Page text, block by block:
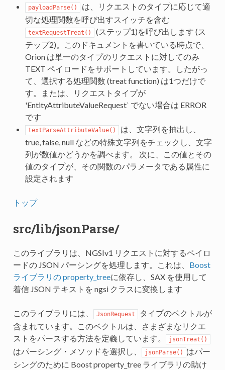
payloadParse()
は、リクエストのタイプに応じて適
切な処理関数を呼び出すスイッチを含む
textRequestTreat()
(ステップ1)を呼び出します (ス
テップ2)。このドキュメントを書いている時点で、
Orion は単一のタイプのリクエストに対してのみ
TEXT ペイロードをサポートしています。したがっ
て、選択する処理関数 (treat function) は1つだけで
す。または、リクエストタイプが
'EntityAttributeValueRequest` でない場合は ERROR
です
textParseAttributeValue()
は、文字列を抽出し、
true, false, null などの特殊文字列をチェックし、文字
列が数値かどうかを調べます。 次に、この値とその
値のタイプが、その関数のパラメータである属性に
設定されます
トップ
src/lib/jsonParse/
このライブラリは、NGSIv1 リクエストに対するペイロ
ードの JSON パーシングを処理します。これは、 Boost
ライブラリの property_treeに依存し、SAX を使用して
着信 JSON テキストを ngsi クラスに変換します
このライブラリには、 JsonRequest
タイプのベクトルが
含まれています。このベクトルは、さまざまなリクエ
ストをパースする方法を定義しています。
jsonTreat()
はパーシング・メソッドを選択し、 jsonParse()
はパー
シングのために Boost property_tree ライブラリの助け